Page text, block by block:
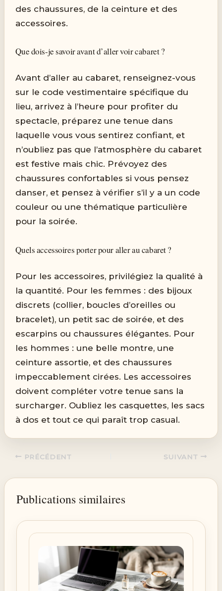
des chaussures, de la ceinture et des
accessoires.
Que dois-je savoir avant d’aller voir cabaret ?
Avant d’aller au cabaret, renseignez-vous
sur le code vestimentaire spécifique du
lieu, arrivez à l’heure pour profiter du
spectacle, préparez une tenue dans
laquelle vous vous sentirez confiant, et
n’oubliez pas que l’atmosphère du cabaret
est festive mais chic. Prévoyez des
chaussures confortables si vous pensez
danser, et pensez à vérifier s’il y a un code
couleur ou une thématique particulière
pour la soirée.
Quels accessoires porter pour aller au cabaret ?
Pour les accessoires, privilégiez la qualité à
la quantité. Pour les femmes : des bijoux
discrets (collier, boucles d’oreilles ou
bracelet), un petit sac de soirée, et des
escarpins ou chaussures élégantes. Pour
les hommes : une belle montre, une
ceinture assortie, et des chaussures
impeccablement cirées. Les accessoires
doivent compléter votre tenue sans la
surcharger. Oubliez les casquettes, les sacs
à dos et tout ce qui paraît trop casual.
PRÉCÉDENT SUIVANT
Publications similaires